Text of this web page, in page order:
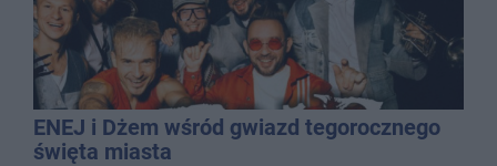
ENEJ i Dżem wśród gwiazd tegorocznego
święta miasta